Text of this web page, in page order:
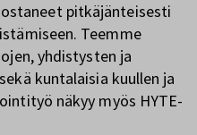
pitkäjänteisesti
Teemme
yhdistysten ja
kuntalaisia kuullen ja
näkyy myös HYTE-